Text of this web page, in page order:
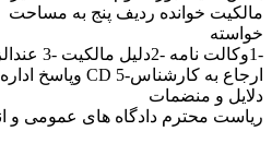
مالکیت خوانده ردیف پنج به مساحت
خواسته
ارجاع به کارشناس-5 CD وپاسخ اداره منابع طبیعی نیشابور
دلایل و منضمات
ریاست محترم دادگاه های عمومی و